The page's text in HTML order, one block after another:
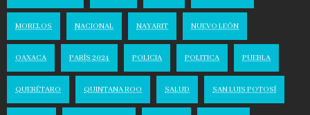
MORELOS NACIONAL NAYARIT NUEVO LEÓN
OAXACA PARÍS 2024 POLICIA POLITICA PUEBLA
QUERÉTARO QUINTANA ROO SALUD SAN LUIS POTOSÍ